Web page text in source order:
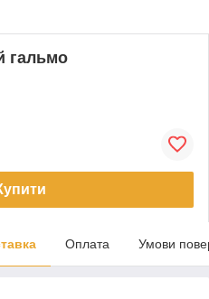
гальмо
Оплата Умови